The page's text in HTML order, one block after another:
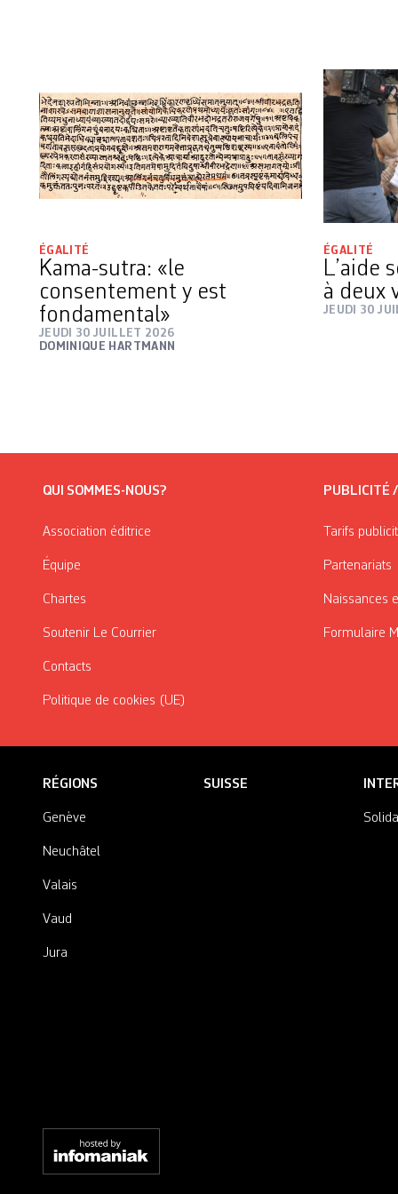
ÉGALITÉ
Kama-sutra: «le
consentement y est
fondamental»
JEUDI 30 JUILLET 2026
DOMINIQUE HARTMANN
ÉGALITÉ
L’aide
à deux
JEUDI 30
QUI SOMMES-NOUS?
Association éditrice
Équipe
Chartes
Soutenir Le Courrier
Contacts
Politique de cookies (UE)
PUBLICITÉ
Tarifs
Partenariats
Naissances
Formulaire
RÉGIONS
Genève
Neuchâtel
Valais
Vaud
Jura
SUISSE